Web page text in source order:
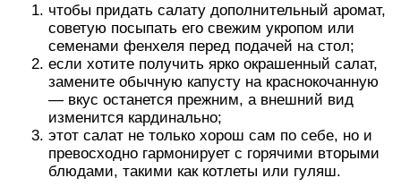
чтобы придать салату дополнительный аромат,
советую посыпать его свежим укропом или
семенами фенхеля перед подачей на стол;
если хотите получить ярко окрашенный салат,
замените обычную капусту на краснокочанную
— вкус останется прежним, а внешний вид
изменится кардинально;
этот салат не только хорош сам по себе, но и
превосходно гармонирует с горячими вторыми
блюдами, такими как котлеты или гуляш.